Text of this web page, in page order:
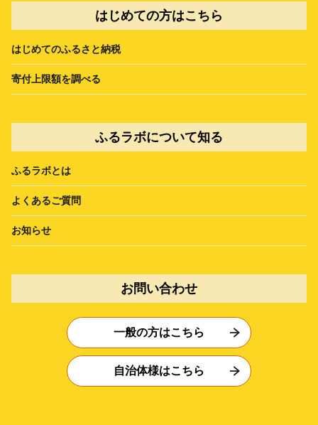
はじめての方はこちら
はじめてのふるさと納税
寄付上限額を調べる
ふるラボについて知る
ふるラボとは
よくあるご質問
お知らせ
お問い合わせ
一般の方はこちら
自治体様はこちら